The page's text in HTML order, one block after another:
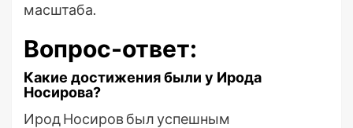
масштаба.
Вопрос-ответ:
Какие достижения были у Ирода
Носирова?
Ирод Носиров был успешным